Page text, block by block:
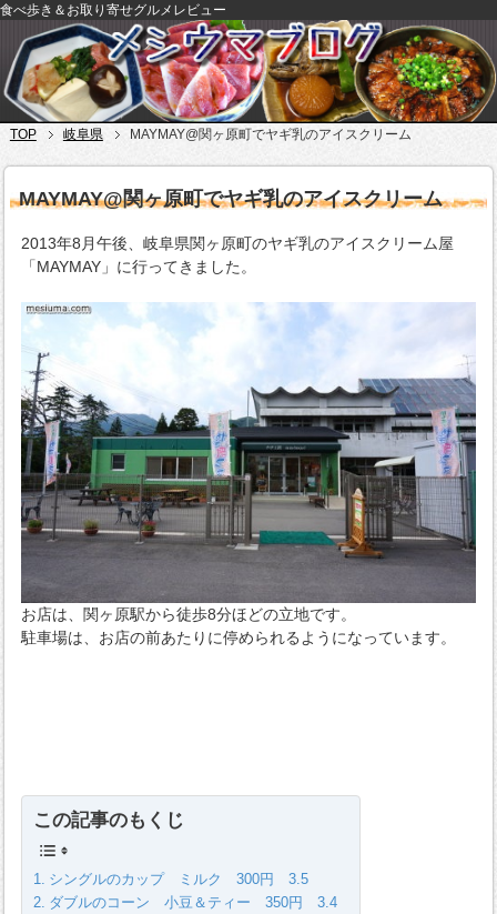
食べ歩き＆お取り寄せグルメレビュー
TOP 岐阜県 MAYMAY@関ヶ原町でヤギ乳のアイスクリーム
MAYMAY@関ヶ原町でヤギ乳のアイスクリーム
2013年8月午後、岐阜県関ヶ原町のヤギ乳のアイスクリーム屋
「MAYMAY」に行ってきました。
お店は、関ヶ原駅から徒歩8分ほどの立地です。
駐車場は、お店の前あたりに停められるようになっています。
この記事のもくじ
シングルのカップ ミルク 300円 3.5
ダブルのコーン 小豆＆ティー 350円 3.4